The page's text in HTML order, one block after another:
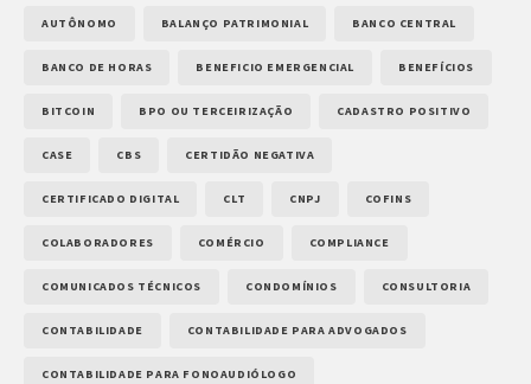
AUTÔNOMO BALANÇO PATRIMONIAL BANCO CENTRAL
BANCO DE HORAS BENEFICIO EMERGENCIAL BENEFÍCIOS
BITCOIN BPO OU TERCEIRIZAÇÃO CADASTRO POSITIVO
CASE CBS CERTIDÃO NEGATIVA
CERTIFICADO DIGITAL CLT CNPJ COFINS
COLABORADORES COMÉRCIO COMPLIANCE
COMUNICADOS TÉCNICOS CONDOMÍNIOS CONSULTORIA
CONTABILIDADE CONTABILIDADE PARA ADVOGADOS
CONTABILIDADE PARA FONOAUDIÓLOGO